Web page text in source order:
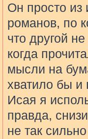
Он просто из
романов, по
что другой
когда
мысли на
хватило бы
Исая я
правда,
не так